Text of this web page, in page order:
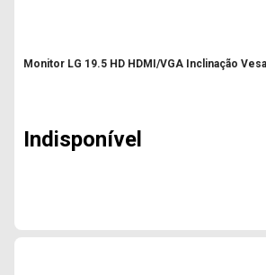
Monitor LG 19.5 HD HDMI/VGA Inclinação
Indisponível